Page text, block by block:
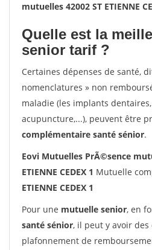
mutuelles 42002 ST ETIENNE
Quelle est la
senior tarif ?
Certaines dépenses de santé,
nomenclatures » non
maladie (les implants
acupuncture,...), peuvent être
complémentaire santé sénior.
Eovi Mutuelles PrÃ©sence
ETIENNE CEDEX 1 Mutuelle
ETIENNE CEDEX 1
Pour une mutuelle senior, en
santé sénior, il peut y avoir
plafonnement de